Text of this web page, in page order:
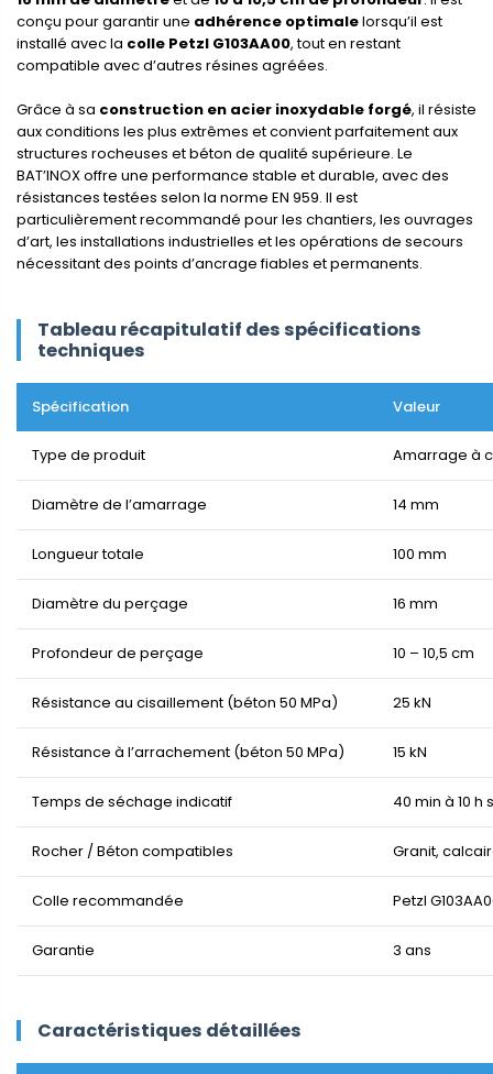
conçu pour garantir une adhérence optimalelorsqu’il est
installé avec la colle Petzl G103AA00, tout en restant
compatible avec d’autres résines agréées.
Grâce à sa construction en acier inoxydable forgé, il résiste
aux conditions les plus extrêmes et convient parfaitement aux
structures rocheuses et béton de qualité supérieure. Le
BAT’INOX offre une performance stable et durable, avec des
résistances testées selon la norme EN 959. Il est
particulièrement recommandé pour les chantiers, les ouvrages
d’art, les installations industrielles et les opérations de secours
nécessitant des points d’ancrage fiables et permanents.
Tableau récapitulatif des spécifications
techniques
Spécification Valeur
Type de produit Amarrage à
Diamètre de l’amarrage 14 mm
Longueur totale 100 mm
Diamètre du perçage 16 mm
Profondeur de perçage 10 – 10,5 cm
Résistance au cisaillement (béton 50 MPa) 25 kN
Résistance à l’arrachement (béton 50 MPa) 15 kN
Temps de séchage indicatif 40 min à 10
Rocher / Béton compatibles Granit,
Colle recommandée Petzl
Garantie 3 ans
Caractéristiques détaillées